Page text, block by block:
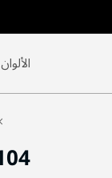
to
Content
الألوان